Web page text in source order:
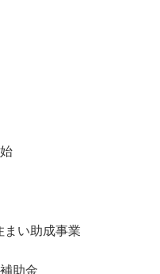
い助成事業
助金